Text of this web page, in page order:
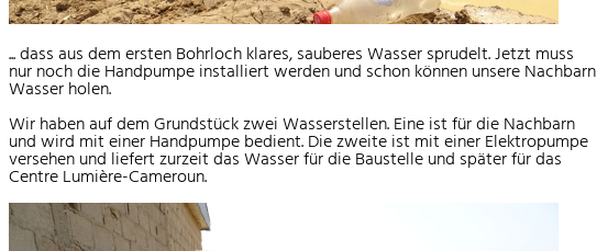
... dass aus dem ersten Bohrloch klares, sauberes Wasser sprudelt. Jetzt muss
nur noch die Handpumpe installiert werden und schon können unsere Nachbarn
Wasser holen.
Wir haben auf dem Grundstück zwei Wasserstellen. Eine ist für die Nachbarn
und wird mit einer Handpumpe bedient. Die zweite ist mit einer Elektropumpe
versehen und liefert zurzeit das Wasser für die Baustelle und später für das
Centre Lumière-Cameroun.